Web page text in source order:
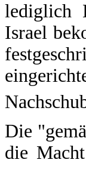
lediglich
Israel
Die
die